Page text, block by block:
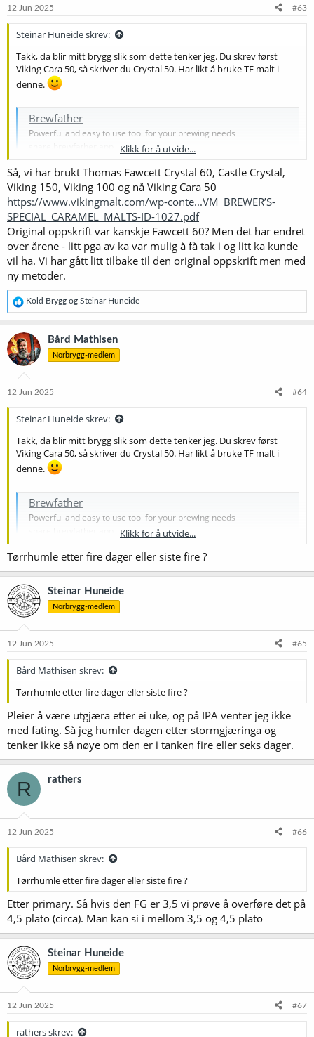
12 Jun 2025 #63
Steinar Huneide skrev:
Takk, da blir mitt brygg slik som dette tenker jeg. Du skrev først
Viking Cara 50, så skriver du Crystal 50. Har likt å bruke TF malt i
denne.
Brewfather
Powerful and easy to use tool for your brewing needs
Klikk for å utvide...
Så, vi har brukt Thomas Fawcett Crystal 60, Castle Crystal,
Viking 150, Viking 100 og nå Viking Cara 50
https://www.vikingmalt.com/wp-conte...VM_BREWER’S-
SPECIAL_CARAMEL_MALTS-ID-1027.pdf
Original oppskrift var kanskje Fawcett 60? Men det har endret
over årene - litt pga av ka var mulig å få tak i og litt ka kunde
vil ha. Vi har gått litt tilbake til den original oppskrift men med
ny metoder.
R
e
a
k
s
j
o
e
Kold Brygg og Steinar Huneide
Bård Mathisen
Norbrygg-medlem
12 Jun 2025 #64
Steinar Huneide skrev:
Takk, da blir mitt brygg slik som dette tenker jeg. Du skrev først
Viking Cara 50, så skriver du Crystal 50. Har likt å bruke TF malt i
denne.
Brewfather
Powerful and easy to use tool for your brewing needs
Klikk for å utvide...
Tørrhumle etter fire dager eller siste fire ?
Steinar Huneide
Norbrygg-medlem
12 Jun 2025 #65
Bård Mathisen skrev:
Tørrhumle etter fire dager eller siste fire ?
Pleier å være utgjæra etter ei uke, og på IPA venter jeg ikke
med fating. Så jeg humler dagen etter stormgjæringa og
tenker ikke så nøye om den er i tanken fire eller seks dager.
R rathers
12 Jun 2025 #66
Bård Mathisen skrev:
Tørrhumle etter fire dager eller siste fire ?
Etter primary. Så hvis den FG er 3,5 vi prøve å overføre det på
4,5 plato (circa). Man kan si i mellom 3,5 og 4,5 plato
Steinar Huneide
Norbrygg-medlem
12 Jun 2025 #67
rathers skrev: